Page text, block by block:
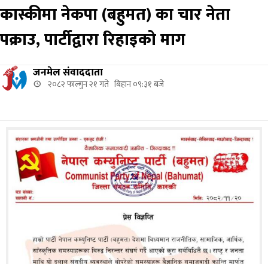
कास्कीमा नेकपा (बहुमत) का चार नेता
पक्राउ, पार्टीद्वारा रिहाइको माग
जनमेल संवाददाता
२०८२ फाल्गुन २१ गते बिहान ०९:३१ बजे